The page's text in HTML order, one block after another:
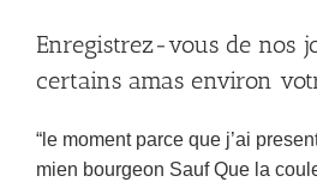
Enregistrez-vous de nos
certains amas environ
“le moment parce que j’ai
mien bourgeon Sauf Que la